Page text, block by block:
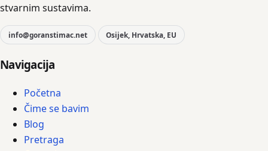
stvarnim sustavima.
info@goranstimac.net Osijek, Hrvatska, EU
Navigacija
Početna
Čime se bavim
Blog
Pretraga